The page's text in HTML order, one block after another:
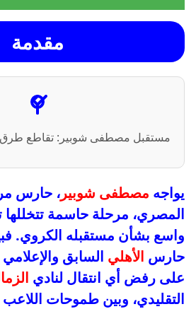
مقدمة
مستقبل مصطفى شوبير: تقاطع طرق
يواجه مصطفى شوبير، حارس
المصري، مرحلة حاسمة
واسع بشأن مستقبله الكروي.
حارس الأهلي السابق والإعلامي
على رفض أي انتقال لنادي
التقليدي، وبين طموحات